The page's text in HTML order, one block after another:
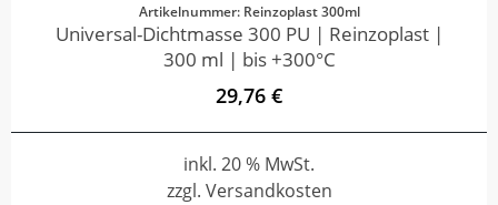
Artikelnummer: Reinzoplast 300ml
Universal-Dichtmasse 300 PU | Reinzoplast |
300 ml | bis +300°C
29,76 €
inkl. 20 % MwSt.
zzgl. Versandkosten